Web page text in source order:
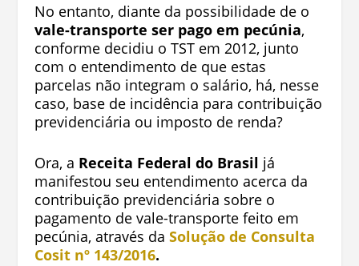
No entanto, diante da possibilidade de o
vale-transporte ser pago em pecúnia,
conforme decidiu o TST em 2012, junto
com o entendimento de que estas
parcelas não integram o salário, há, nesse
caso, base de incidência para contribuição
previdenciária ou imposto de renda?
Ora, a Receita Federal do Brasil já
manifestou seu entendimento acerca da
contribuição previdenciária sobre o
pagamento de vale-transporte feito em
pecúnia, através da Solução de Consulta
Cosit nº 143/2016.